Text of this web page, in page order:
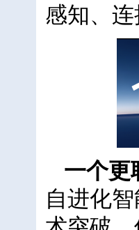
感知、
一个更
自进化